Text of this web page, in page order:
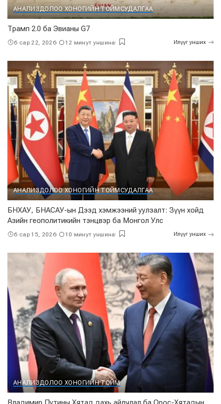
АНАЛИЗДОЛОО ХОНОГИЙН ТОЙМ СУДАЛГАА
Трамп 2.0 ба Эвианы G7
6 сар 22, 2026 12 минут уншина Илүүг унших
АНАЛИЗДОЛОО ХОНОГИЙН ТОЙМ СУДАЛГАА
БНХАУ, БНАСАУ-ын Дээд хэмжээний уулзалт: Зүүн хойд
Азийн геополитикийн тэнцвэр ба Монгол Улс
6 сар 15, 2026 10 минут уншина Илүүг унших
АНАЛИЗ ДОЛОО ХОНОГИЙН ТОЙМ